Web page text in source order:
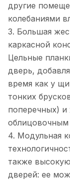
другие
колебаниями
3. Большая
каркасной
Цельные
дверь,
время как у
тонких
поперечных) и
4. Модульная
также
дверей: ее